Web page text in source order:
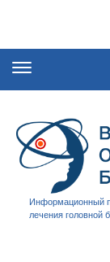
Информационный
лечения головной